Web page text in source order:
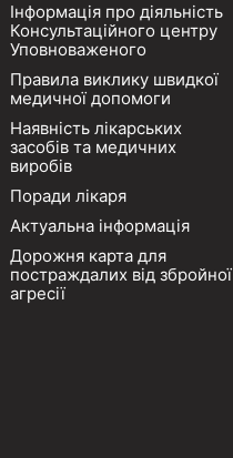
Інформація про діяльність
Консультаційного центру
Уповноваженого
Правила виклику швидкої
медичної допомоги
Наявність лікарських
засобів та медичних
виробів
Поради лікаря
Актуальна інформація
Дорожня карта для
постраждалих від збройної
агресії